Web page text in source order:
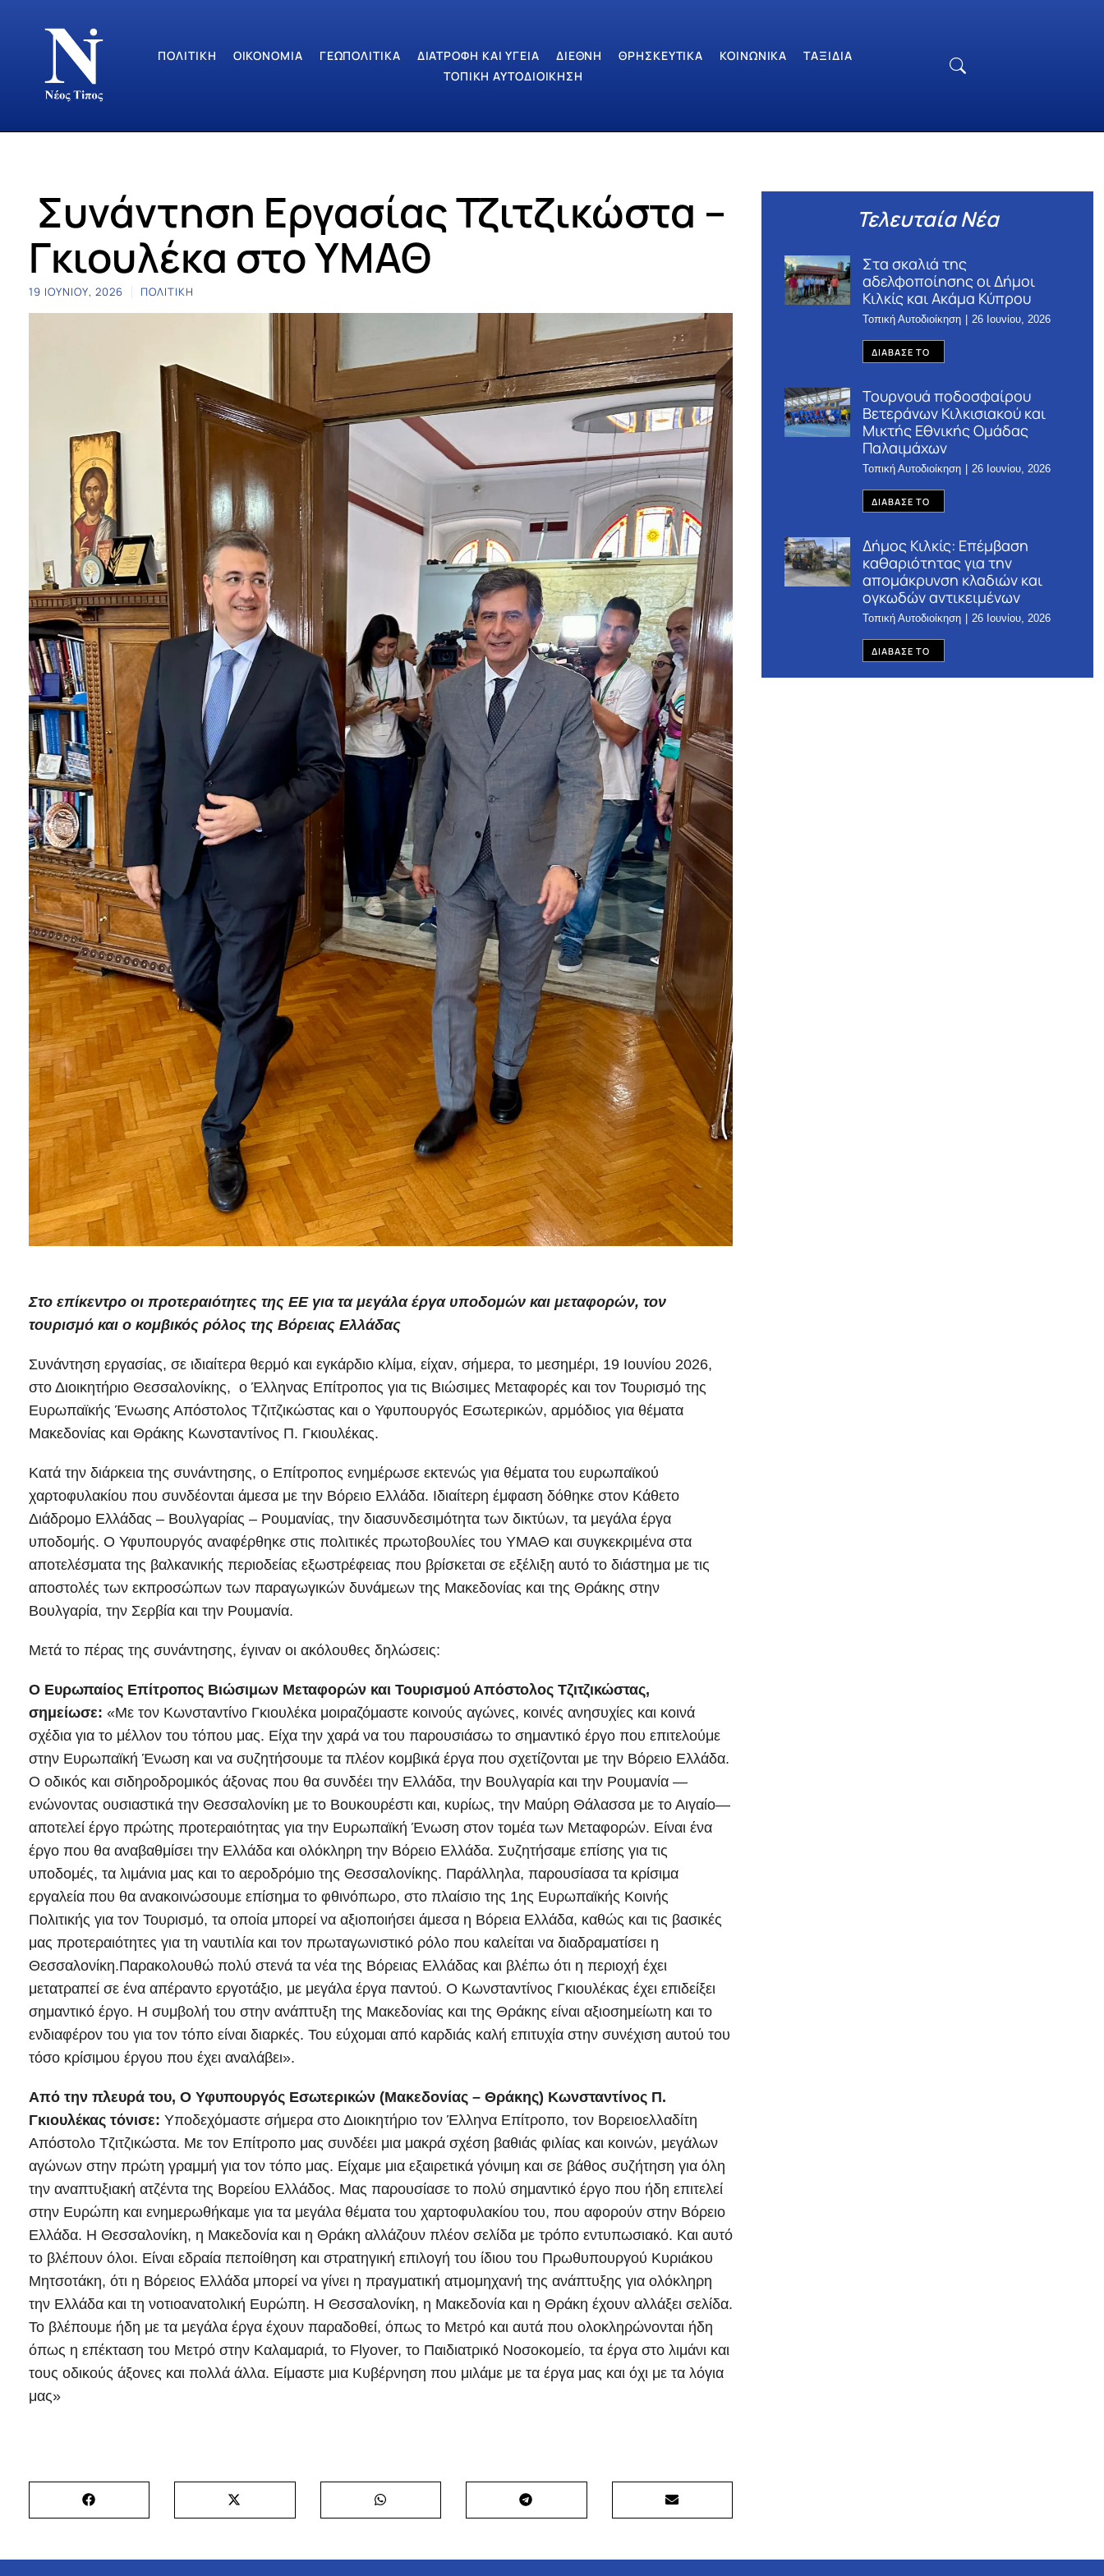
ΠΟΛΙΤΙΚΉ ΟΙΚΟΝΟΜΊΑ ΓΕΩΠΟΛΙΤΙΚΆ ΔΙΑΤΡΟΦΉ ΚΑΙ ΥΓΕΊΑ ΔΙΕΘΝΉ ΘΡΗΣΚΕΥΤΙΚΆ ΚΟΙΝΩΝΙΚΆ
ΤΑΞΊΔΙΑ
ΤΟΠΙΚΉ ΑΥΤΟΔΙΟΊΚΗΣΗ
Συνάντηση Εργασίας Τζιτζικώστα –
Γκιουλέκα στο ΥΜΑΘ
19 ΙΟΥΝΊΟΥ, 2026 ΠΟΛΙΤΙΚΉ
Στο επίκεντρο οι προτεραιότητες της ΕΕ για τα μεγάλα έργα υποδομών και μεταφορών, τον
τουρισμό και ο κομβικός ρόλος της Βόρειας Ελλάδας
Συνάντηση εργασίας, σε ιδιαίτερα θερμό και εγκάρδιο κλίμα, είχαν, σήμερα, το μεσημέρι, 19 Ιουνίου 2026,
στο Διοικητήριο Θεσσαλονίκης, ο Έλληνας Επίτροπος για τις Βιώσιμες Μεταφορές και τον Τουρισμό της
Ευρωπαϊκής Ένωσης Απόστολος Τζιτζικώστας και ο Υφυπουργός Εσωτερικών, αρμόδιος για θέματα
Μακεδονίας και Θράκης Κωνσταντίνος Π. Γκιουλέκας.
Κατά την διάρκεια της συνάντησης, ο Επίτροπος ενημέρωσε εκτενώς για θέματα του ευρωπαϊκού
χαρτοφυλακίου που συνδέονται άμεσα με την Βόρειο Ελλάδα. Ιδιαίτερη έμφαση δόθηκε στον Κάθετο
Διάδρομο Ελλάδας – Βουλγαρίας – Ρουμανίας, την διασυνδεσιμότητα των δικτύων, τα μεγάλα έργα
υποδομής. Ο Υφυπουργός αναφέρθηκε στις πολιτικές πρωτοβουλίες του ΥΜΑΘ και συγκεκριμένα στα
αποτελέσματα της βαλκανικής περιοδείας εξωστρέφειας που βρίσκεται σε εξέλιξη αυτό το διάστημα με τις
αποστολές των εκπροσώπων των παραγωγικών δυνάμεων της Μακεδονίας και της Θράκης στην
Βουλγαρία, την Σερβία και την Ρουμανία.
Μετά το πέρας της συνάντησης, έγιναν οι ακόλουθες δηλώσεις:
Ο Ευρωπαίος Επίτροπος Βιώσιμων Μεταφορών και Τουρισμού Απόστολος Τζιτζικώστας,
σημείωσε: «Με τον Κωνσταντίνο Γκιουλέκα μοιραζόμαστε κοινούς αγώνες, κοινές ανησυχίες και κοινά
σχέδια για το μέλλον του τόπου μας. Είχα την χαρά να του παρουσιάσω το σημαντικό έργο που επιτελούμε
στην Ευρωπαϊκή Ένωση και να συζητήσουμε τα πλέον κομβικά έργα που σχετίζονται με την Βόρειο Ελλάδα.
Ο οδικός και σιδηροδρομικός άξονας που θα συνδέει την Ελλάδα, την Βουλγαρία και την Ρουμανία —
ενώνοντας ουσιαστικά την Θεσσαλονίκη με το Βουκουρέστι και, κυρίως, την Μαύρη Θάλασσα με το Αιγαίο—
αποτελεί έργο πρώτης προτεραιότητας για την Ευρωπαϊκή Ένωση στον τομέα των Μεταφορών. Είναι ένα
έργο που θα αναβαθμίσει την Ελλάδα και ολόκληρη την Βόρειο Ελλάδα. Συζητήσαμε επίσης για τις
υποδομές, τα λιμάνια μας και το αεροδρόμιο της Θεσσαλονίκης. Παράλληλα, παρουσίασα τα κρίσιμα
εργαλεία που θα ανακοινώσουμε επίσημα το φθινόπωρο, στο πλαίσιο της 1ης Ευρωπαϊκής Κοινής
Πολιτικής για τον Τουρισμό, τα οποία μπορεί να αξιοποιήσει άμεσα η Βόρεια Ελλάδα, καθώς και τις βασικές
μας προτεραιότητες για τη ναυτιλία και τον πρωταγωνιστικό ρόλο που καλείται να διαδραματίσει η
Θεσσαλονίκη.Παρακολουθώ πολύ στενά τα νέα της Βόρειας Ελλάδας και βλέπω ότι η περιοχή έχει
μετατραπεί σε ένα απέραντο εργοτάξιο, με μεγάλα έργα παντού. Ο Κωνσταντίνος Γκιουλέκας έχει επιδείξει
σημαντικό έργο. Η συμβολή του στην ανάπτυξη της Μακεδονίας και της Θράκης είναι αξιοσημείωτη και το
ενδιαφέρον του για τον τόπο είναι διαρκές. Του εύχομαι από καρδιάς καλή επιτυχία στην συνέχιση αυτού του
τόσο κρίσιμου έργου που έχει αναλάβει».
Από την πλευρά του, Ο Υφυπουργός Εσωτερικών (Μακεδονίας – Θράκης) Κωνσταντίνος Π.
Γκιουλέκας τόνισε: Υποδεχόμαστε σήμερα στο Διοικητήριο τον Έλληνα Επίτροπο, τον Βορειοελλαδίτη
Απόστολο Τζιτζικώστα. Με τον Επίτροπο μας συνδέει μια μακρά σχέση βαθιάς φιλίας και κοινών, μεγάλων
αγώνων στην πρώτη γραμμή για τον τόπο μας. Είχαμε μια εξαιρετικά γόνιμη και σε βάθος συζήτηση για όλη
την αναπτυξιακή ατζέντα της Βορείου Ελλάδος. Μας παρουσίασε το πολύ σημαντικό έργο που ήδη επιτελεί
στην Ευρώπη και ενημερωθήκαμε για τα μεγάλα θέματα του χαρτοφυλακίου του, που αφορούν στην Βόρειο
Ελλάδα. Η Θεσσαλονίκη, η Μακεδονία και η Θράκη αλλάζουν πλέον σελίδα με τρόπο εντυπωσιακό. Και αυτό
το βλέπουν όλοι. Είναι εδραία πεποίθηση και στρατηγική επιλογή του ίδιου του Πρωθυπουργού Κυριάκου
Μητσοτάκη, ότι η Βόρειος Ελλάδα μπορεί να γίνει η πραγματική ατμομηχανή της ανάπτυξης για ολόκληρη
την Ελλάδα και τη νοτιοανατολική Ευρώπη. Η Θεσσαλονίκη, η Μακεδονία και η Θράκη έχουν αλλάξει σελίδα.
Το βλέπουμε ήδη με τα μεγάλα έργα έχουν παραδοθεί, όπως το Μετρό και αυτά που ολοκληρώνονται ήδη
όπως η επέκταση του Μετρό στην Καλαμαριά, το Flyover, το Παιδιατρικό Νοσοκομείο, τα έργα στο λιμάνι και
τους οδικούς άξονες και πολλά άλλα. Είμαστε μια Κυβέρνηση που μιλάμε με τα έργα μας και όχι με τα λόγια
μας»
Τελευταία Νέα
Στα σκαλιά της
αδελφοποίησης οι Δήμοι
Κιλκίς και Ακάμα Κύπρου
Τοπική Αυτοδιοίκηση 26 Ιουνίου, 2026
ΔΙΑΒΑΣΕ ΤΟ
Τουρνουά ποδοσφαίρου
Βετεράνων Κιλκισιακού και
Μικτής Εθνικής Ομάδας
Παλαιμάχων
Τοπική Αυτοδιοίκηση 26 Ιουνίου, 2026
ΔΙΑΒΑΣΕ ΤΟ
Δήμος Κιλκίς: Επέμβαση
καθαριότητας για την
απομάκρυνση κλαδιών και
ογκωδών αντικειμένων
Τοπική Αυτοδιοίκηση 26 Ιουνίου, 2026
ΔΙΑΒΑΣΕ ΤΟ